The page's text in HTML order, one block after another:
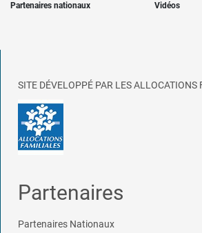
Partenaires nationaux Vidéos
SITE DÉVELOPPÉ PAR LES ALLOCATIONS
Partenaires
Partenaires Nationaux